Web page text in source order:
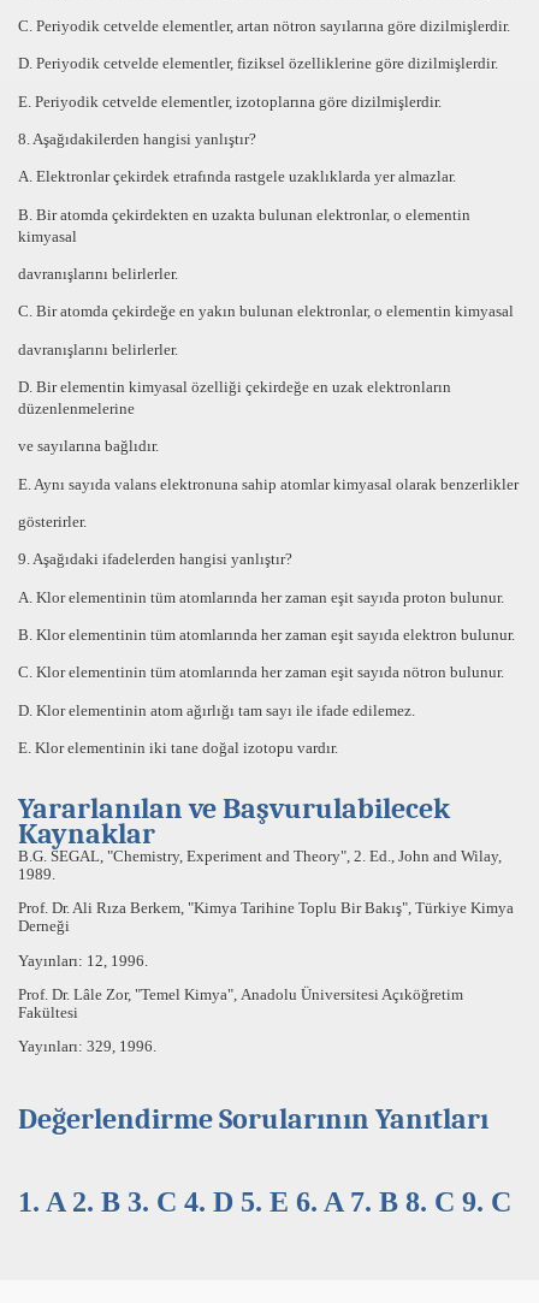
C. Periyodik cetvelde elementler, artan nötron sayılarına göre dizilmişlerdir.
D. Periyodik cetvelde elementler, fiziksel özelliklerine göre dizilmişlerdir.
E. Periyodik cetvelde elementler, izotoplarına göre dizilmişlerdir.
8. Aşağıdakilerden hangisi yanlıştır?
A. Elektronlar çekirdek etrafında rastgele uzaklıklarda yer almazlar.
B. Bir atomda çekirdekten en uzakta bulunan elektronlar, o elementin
kimyasal
davranışlarını belirlerler.
C. Bir atomda çekirdeğe en yakın bulunan elektronlar, o elementin kimyasal
davranışlarını belirlerler.
D. Bir elementin kimyasal özelliği çekirdeğe en uzak elektronların
düzenlenmelerine
ve sayılarına bağlıdır.
E. Aynı sayıda valans elektronuna sahip atomlarkimyasal olarak benzerlikler
gösterirler.
9. Aşağıdaki ifadelerden hangisi yanlıştır?
A. Klor elementinin tüm atomlarında her zaman eşit sayıda proton bulunur.
B. Klor elementinin tüm atomlarında her zaman eşit sayıda elektron bulunur.
C. Klor elementinin tüm atomlarında her zaman eşit sayıda nötron bulunur.
D. Klor elementinin atom ağırlığı tam sayı ile ifade edilemez.
E. Klor elementinin iki tane doğal izotopu vardır.
Yararlanılan ve Başvurulabilecek
Kaynaklar
B.G. SEGAL, "Chemistry, Experiment and Theory" , 2. Ed., John and Wilay,
1989.
Prof. Dr. Ali Rıza Berkem, "Kimya Tarihine Toplu Bir Bakış", Türkiye Kimya
Derneği
Yayınları: 12, 1996.
Prof. Dr. Lâle Zor, "Temel Kimya", Anadolu Üniversitesi Açıköğretim
Fakültesi
Yayınları: 329, 1996.
Değerlendirme Sorularının Yanıtları
1. A 2. B 3. C 4. D 5. E 6. A 7. B 8. C 9. C